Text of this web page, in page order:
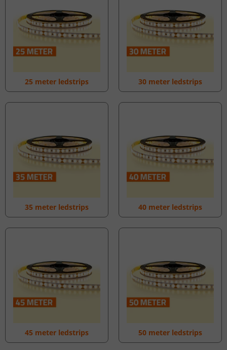
25 meter ledstrips 30 meter ledstrips
35 meter ledstrips 40 meter ledstrips
45 meter ledstrips 50 meter ledstrips